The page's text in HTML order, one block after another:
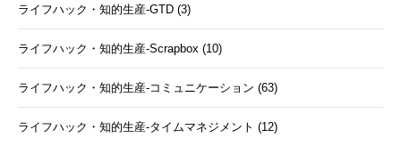
ライフハック・知的生産-GTD (3)
ライフハック・知的生産-Scrapbox (10)
ライフハック・知的生産-コミュニケーション (63)
ライフハック・知的生産-タイムマネジメント (12)